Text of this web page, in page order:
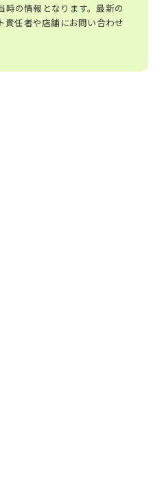
の情報となります。最新の
責任者や店舗にお問い合わせ